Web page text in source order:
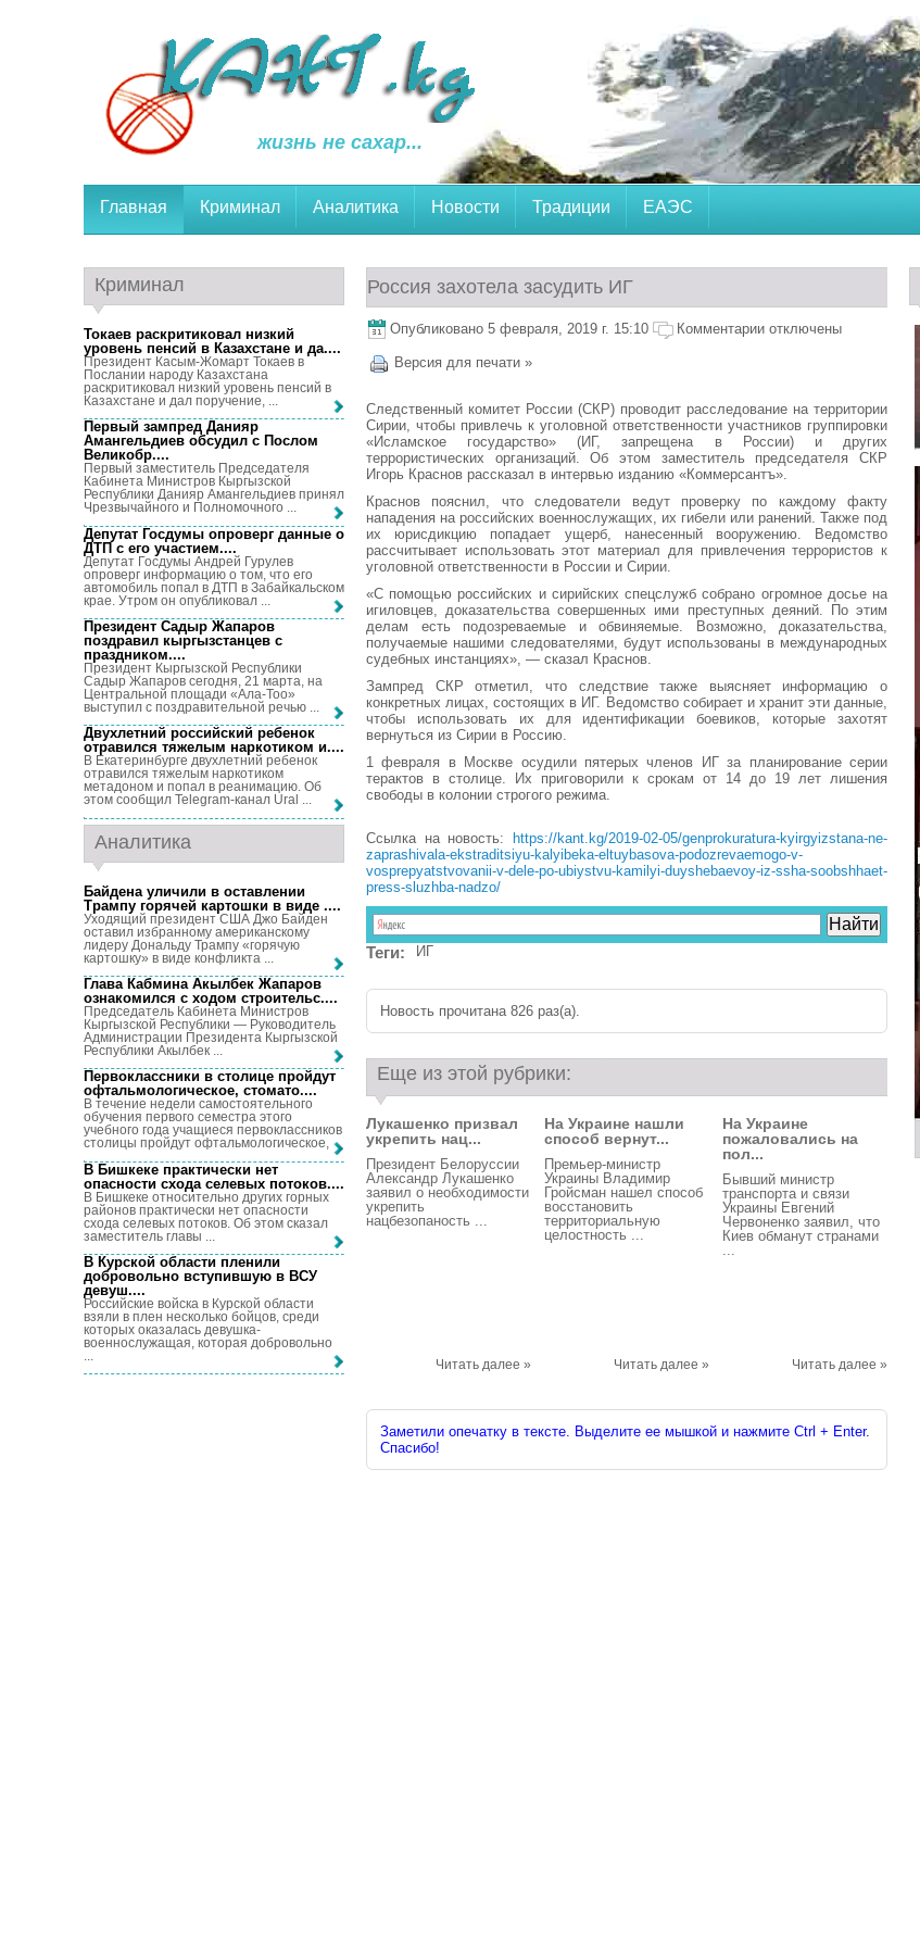
жизнь не сахар...
Главная Криминал Аналитика Новости Традиции ЕАЭС
Россия захотела засудить ИГ
Опубликовано 5 февраля, 2019 г. 15:10 Комментарии отключены
Версия для печати »
Следственный комитет России (СКР) проводит расследование на территории
Сирии, чтобы привлечь к уголовной ответственности участников группировки
«Исламское государство» (ИГ, запрещена в России) и других
террористических организаций. Об этом заместитель председателя СКР
Игорь Краснов рассказал в интервью изданию «Коммерсантъ».
Краснов пояснил, что следователи ведут проверку по каждому факту
нападения на российских военнослужащих, их гибели или ранений. Также под
их юрисдикцию попадает ущерб, нанесенный вооружению. Ведомство
рассчитывает использовать этот материал для привлечения террористов к
уголовной ответственности в России и Сирии.
«С помощью российских и сирийских спецслужб собрано огромное досье на
игиловцев, доказательства совершенных ими преступных деяний. По этим
делам есть подозреваемые и обвиняемые. Возможно, доказательства,
получаемые нашими следователями, будут использованы в международных
судебных инстанциях», — сказал Краснов.
Зампред СКР отметил, что следствие также выясняет информацию о
конкретных лицах, состоящих в ИГ. Ведомство собирает и хранит эти данные,
чтобы использовать их для идентификации боевиков, которые захотят
вернуться из Сирии в Россию.
1 февраля в Москве осудили пятерых членов ИГ за планирование серии
терактов в столице. Их приговорили к срокам от 14 до 19 лет лишения
свободы в колонии строгого режима.
Ссылка на новость:
https://kant.kg/2019-02-05/genprokuratura-kyirgyizstana-ne-
zaprashivala-ekstraditsiyu-kalyibeka-eltuybasova-podozrevaemogo-v-
vosprepyatstvovanii-v-dele-po-ubiystvu-kamilyi-duyshebaevoy-iz-ssha-soobshhaet-
press-sluzhba-nadzo/
Теги: ИГ
Новость прочитана 826 раз(a).
Еще из этой рубрики:
Лукашенко призвал
укрепить нац...
Президент Белоруссии
Александр Лукашенко
заявил о необходимости
укрепить
нацбезопаность ...
Читать далее »
На Украине нашли
способ вернут...
Премьер-министр
Украины Владимир
Гройсман нашел способ
восстановить
территориальную
целостность ...
Читать далее »
На Украине
пожаловались на
пол...
Бывший министр
транспорта и связи
Украины Евгений
Червоненко заявил, что
Киев обманут странами
...
Читать далее »
Заметили опечатку в тексте. Выделите ее мышкой и нажмите Ctrl + Enter.
Спасибо!
Криминал
Токаев раскритиковал низкий
уровень пенсий в Казахстане и да....
Президент Касым-Жомарт Токаев в
Послании народу Казахстана
раскритиковал низкий уровень пенсий в
Казахстане и дал поручение, ...
Первый зампред Данияр
Амангельдиев обсудил с Послом
Великобр....
Первый заместитель Председателя
Кабинета Министров Кыргызской
Республики Данияр Амангельдиев принял
Чрезвычайного и Полномочного ...
Депутат Госдумы опроверг данные о
ДТП с его участием....
Депутат Госдумы Андрей Гурулев
опроверг информацию о том, что его
автомобиль попал в ДТП в Забайкальском
крае. Утром он опубликовал ...
Президент Садыр Жапаров
поздравил кыргызстанцев с
праздником....
Президент Кыргызской Республики
Садыр Жапаров сегодня, 21 марта, на
Центральной площади «Ала-Тоо»
выступил с поздравительной речью ...
Двухлетний российский ребенок
отравился тяжелым наркотиком и....
В Екатеринбурге двухлетний ребенок
отравился тяжелым наркотиком
метадоном и попал в реанимацию. Об
этом сообщил Telegram-канал Ural ...
Аналитика
Байдена уличили в оставлении
Трампу горячей картошки в виде ....
Уходящий президент США Джо Байден
оставил избранному американскому
лидеру Дональду Трампу «горячую
картошку» в виде конфликта ...
Глава Кабмина Акылбек Жапаров
ознакомился с ходом строительс....
Председатель Кабинета Министров
Кыргызской Республики — Руководитель
Администрации Президента Кыргызской
Республики Акылбек ...
Первоклассники в столице пройдут
офтальмологическое, стомато....
В течение недели самостоятельного
обучения первого семестра этого
учебного года учащиеся первоклассников
столицы пройдут офтальмологическое, ...
В Бишкеке практически нет
опасности схода селевых потоков....
В Бишкеке относительно других горных
районов практически нет опасности
схода селевых потоков. Об этом сказал
заместитель главы ...
В Курской области пленили
добровольно вступившую в ВСУ
девуш....
Российские войска в Курской области
взяли в плен несколько бойцов, среди
которых оказалась девушка-
военнослужащая, которая добровольно
...